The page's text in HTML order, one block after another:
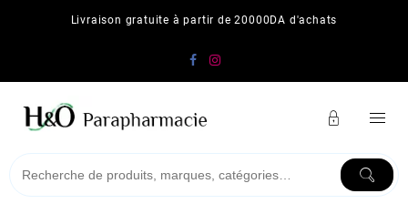
Livraison gratuite à partir de 20000DA d'achats